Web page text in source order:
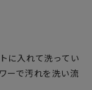
に入れて洗ってい
ーで汚れを洗い流